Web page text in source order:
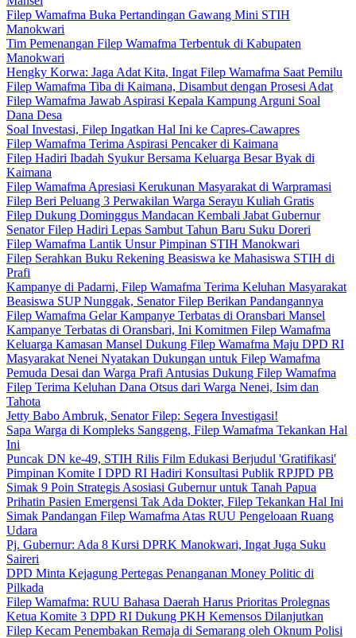
Filep Wamafma Buka Pertandingan Gawang Mini STIH
Manokwari
Tim Pemenangan Filep Wamafma Terbentuk di Kabupaten
Manokwari
Hengky Korwa: Jaga Adat Kita, Ingat Filep Wamafma Saat Pemilu
Filep Wamafma Tiba di Kaimana, Disambut dengan Prosesi Adat
Filep Wamafma Jawab Aspirasi Kepala Kampung Arguni Soal
Dana Desa
Soal Investasi, Filep Ingatkan Hal Ini ke Capres-Cawapres
Filep Wamafma Terima Aspirasi Pencaker di Kaimana
Filep Hadiri Ibadah Syukur Bersama Keluarga Besar Byak di
Kaimana
Filep Wamafma Apresiasi Kerukunan Masyarakat di Warpramasi
Filep Beri Peluang 3 Perwakilan Warga Serayu Kuliah Gratis
Filep Dukung Dominggus Mandacan Kembali Jabat Gubernur
Senator Filep Hadiri Lepas Sambut Tahun Baru Suku Doreri
Filep Wamafma Lantik Unsur Pimpinan STIH Manokwari
Filep Serahkan Buku Rekening Beasiswa ke Mahasiswa STIH di
Prafi
Kampanye di Padarni, Filep Wamafma Terima Keluhan Masyarakat
Beasiswa SUP Nunggak, Senator Filep Berikan Pandangannya
Filep Wamafma Gelar Kampanye Terbatas di Oransbari Mansel
Kampanye Terbatas di Oransbari, Ini Komitmen Filep Wamafma
Keluarga Kamasan Mansel Dukung Filep Wamafma Maju DPD RI
Masyarakat Nenei Nyatakan Dukungan untuk Filep Wamafma
Pemuda Desai dan Warga Prafi Antusias Dukung Filep Wamafma
Filep Terima Keluhan Dana Otsus dari Warga Nenei, Isim dan
Tahota
Jetty Babo Ambruk, Senator Filep: Segera Investigasi!
Sapa Warga di Kompleks Sanggeng, Filep Wamafma Tekankan Hal
Ini
Puncak DN ke-49, STIH Rilis Film Edukasi Berjudul 'Gratifikasi'
Pimpinan Komite I DPD RI Hadiri Konsultasi Publik RPJPD PB
Simak 9 Poin Strategis Asosiasi Gubernur untuk Tanah Papua
Prihatin Pasien Emergensi Tak Ada Dokter, Filep Tekankan Hal Ini
Simak Pandangan Filep Wamafma Atas RUU Pengeloaan Ruang
Udara
Pj. Gubernur: Ada 8 Kursi DPRK Manokwari, Ingat Juga Suku
Saireri
DPD Minta Kejagung Pertegas Penanganan Money Politic di
Pilkada
Filep Wamafma: RUU Bahasa Daerah Harus Prioritas Prolegnas
Ketua Komite 3 DPD RI Dukung PKH Kemensos Dilanjutkan
Filep Kecam Penembakan Remaja di Semarang oleh Oknum Polisi